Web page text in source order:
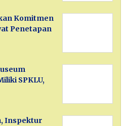
Komitmen
Penetapan
SPKLU,
Inspektur